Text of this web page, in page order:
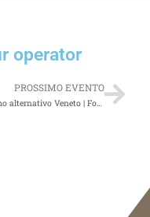
operator
PROSSIMO EVENTO
Turismo alternativo Veneto | Forum VenetoTalkwalker Alert: 50 results for [turismo]